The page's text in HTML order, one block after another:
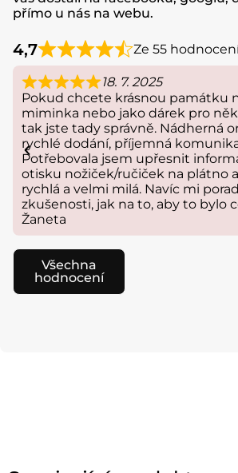
přímo u nás na webu.
4,7 Ze 55
18. 7. 2025
Pokud chcete krásnou památku
miminka nebo jako dárek pro
tak jste tady správně. Nádherná
rychlé dodání, příjemná
Potřebovala jsem upřesnit
otisku nožiček/ručiček na plátno
rychlá a velmi milá. Navíc mi
zkušenosti, jak na to, aby to bylo
Žaneta
Všechna
hodnocení